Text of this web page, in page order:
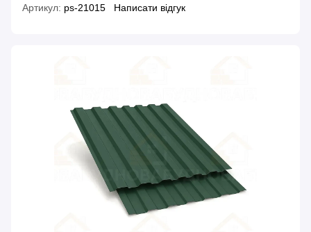
Артикул: ps-21015 Написати відгук